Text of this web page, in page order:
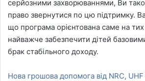
серйозними захворюваннями, Ви
право звернутися по цю підтримку.
що програма орієнтована саме на тих
найважче забезпечити дітей
брак стабільного доходу.
Нова грошова допомога від NRC, UHF